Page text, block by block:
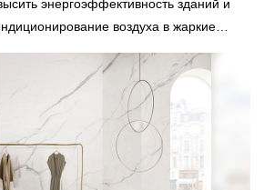
энергоэффективность зданий и
воздуха в жаркие